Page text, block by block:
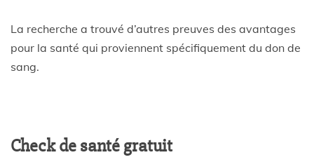
La recherche a trouvé d’autres preuves des avantages
pour la santé qui proviennent spécifiquement du don de
sang.
Check de santé gratuit